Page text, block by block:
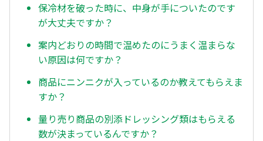
保冷材を破った時に、中身が手についたのです
が大丈夫ですか？
案内どおりの時間で温めたのにうまく温まらな
い原因は何ですか？
商品にニンニクが入っているのか教えてもらえま
すか？
量り売り商品の別添ドレッシング類はもらえる
数が決まっているんですか？